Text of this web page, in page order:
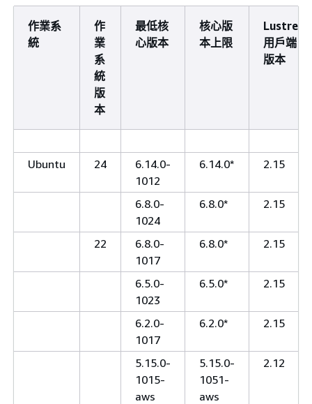
作業系
統
作
業
系
統
版
本
最低核
心版本
核心版
本上限
Lustre
用戶端
版本
Ubuntu 24
6.14.0-
1012
6.14.0* 2.15
6.8.0-
1024
6.8.0* 2.15
22
6.8.0-
1017
6.8.0* 2.15
6.5.0-
1023
6.5.0* 2.15
6.2.0-
1017
6.2.0* 2.15
5.15.0-
1015-
aws
5.15.0-
1051-
aws
2.12